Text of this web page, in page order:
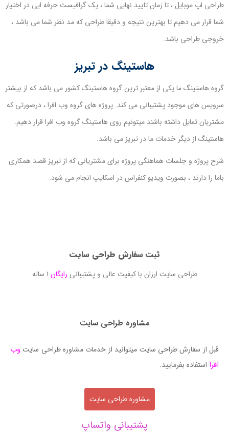
طراحی اپ موبایل ، تا زمان تایید نهایی شما ، یک گرافیست حرفه ایی در اختیار
شما قرار می دهیم تا بهترین نتیجه و دقیقا طراحی که مد نظر شما می باشد ،
خروجی طراحی باشد.
هاستینگ در تبریز
گروه هاستینگ ما یکی از معتبر ترین گروه هاستینگ کشور می باشد که از بیشتر
سرویس های موجود پشتیبانی می کند. پروژه های گروه وب افرا ، درصورتی که
مشتریان تمایل داشته باشند میتونیم روی هاستینگ گروه وب افرا قرار دهیم.
هاستینگ از دیگر خدمات ما در تبریز می باشد.
شرح پروژه و جلسات هماهنگی پروژه برای مشتریانی که از تبریز قصد همکاری
باما را دارند ، بصورت ویدیو کنفراس در اسکایپ انجام می شود.
ثبت سفارش طراحی سایت
طراحی سایت ارزان با کیفیت عالی و پشتیبانی رایگان
مشاوره طراحی سایت
قبل از سفارش طراحی سایت میتوانید از خدمات مشاوره طراحی سایتوب
افرا استفاده بفرمایید.
مشاوره طراحی سایت
پشتیبانی واتساپ